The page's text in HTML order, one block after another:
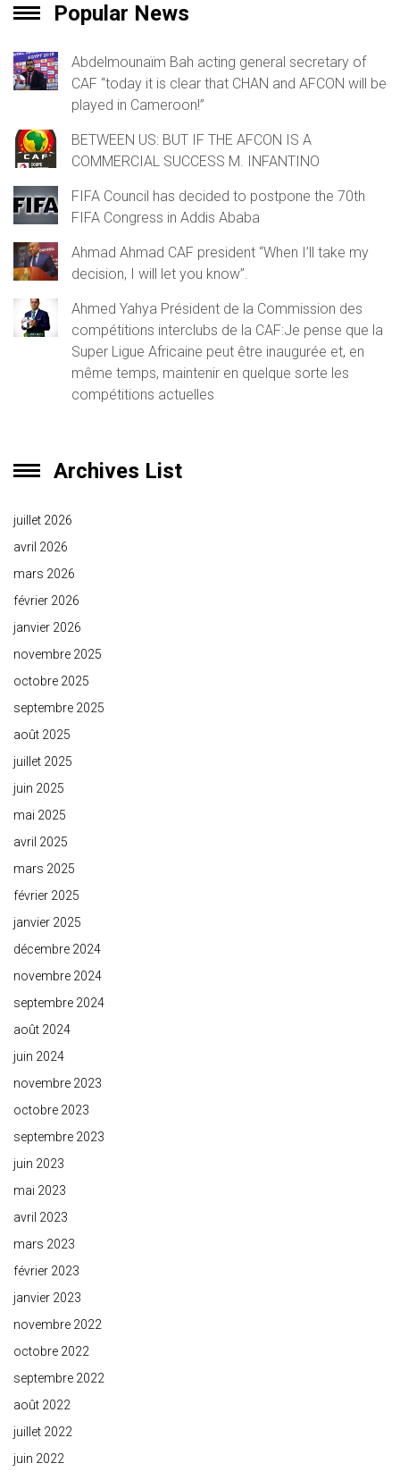
Popular News
Abdelmounaïm Bah acting general secretary of
CAF “today it is clear that CHAN and AFCON will be
played in Cameroon!”
BETWEEN US: BUT IF THE AFCON IS A
COMMERCIAL SUCCESS M. INFANTINO
FIFA Council has decided to postpone the 70th
FIFA Congress in Addis Ababa
Ahmad Ahmad CAF president “When I’ll take my
decision, I will let you know”.
Ahmed Yahya Président de la Commission des
compétitions interclubs de la CAF:Je pense que la
Super Ligue Africaine peut être inaugurée et, en
même temps, maintenir en quelque sorte les
compétitions actuelles
Archives List
juillet 2026
avril 2026
mars 2026
février 2026
janvier 2026
novembre 2025
octobre 2025
septembre 2025
août 2025
juillet 2025
juin 2025
mai 2025
avril 2025
mars 2025
février 2025
janvier 2025
décembre 2024
novembre 2024
septembre 2024
août 2024
juin 2024
novembre 2023
octobre 2023
septembre 2023
juin 2023
mai 2023
avril 2023
mars 2023
février 2023
janvier 2023
novembre 2022
octobre 2022
septembre 2022
août 2022
juillet 2022
juin 2022